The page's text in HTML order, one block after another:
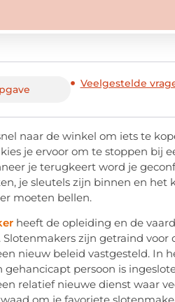
Veelgestelde
naar de winkel om iets te
kies je ervoor om te stoppen bij
je terugkeert word je
je sleutels zijn binnen en
moeten bellen.
heeft de opleiding en de
Slotenmakers zijn getraind
nieuw beleid vastgesteld. In
gehancicapt persoon is
relatief nieuwe dienst waar
om je favoriete